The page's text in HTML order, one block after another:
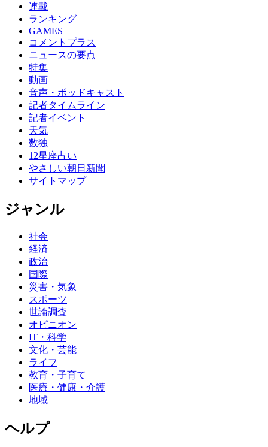
連載
ランキング
GAMES
コメントプラス
ニュースの要点
特集
動画
音声・ポッドキャスト
記者タイムライン
記者イベント
天気
数独
12星座占い
やさしい朝日新聞
サイトマップ
ジャンル
社会
経済
政治
国際
災害・気象
スポーツ
世論調査
オピニオン
IT・科学
文化・芸能
ライフ
教育・子育て
医療・健康・介護
地域
ヘルプ